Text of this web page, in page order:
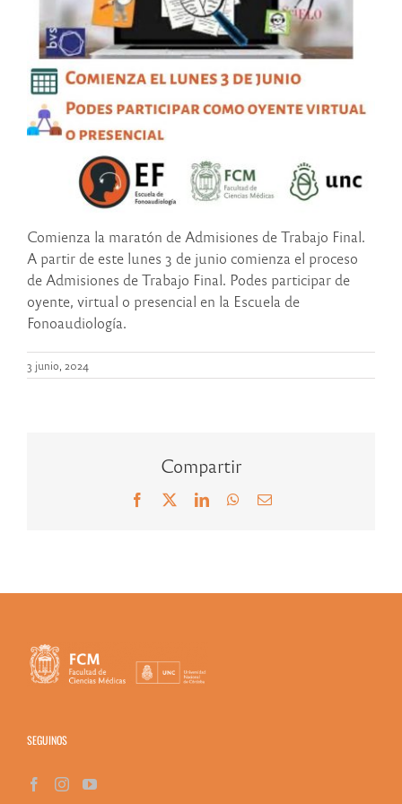
Comienza la maratón de Admisiones de Trabajo Final.
A partir de este lunes 3 de junio comienza el proceso
de Admisiones de Trabajo Final. Podes participar de
oyente, virtual o presencial en la Escuela de
Fonoaudiología.
3 junio, 2024
Compartir
Facebook LinkedInWhatsApp
Correo
SEGUINOS